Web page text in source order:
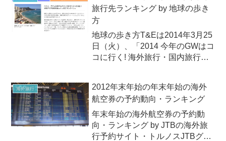
（トリップインデックス）
2015」を発表しまし...
旅行先ランキング by 地球の歩き
方
地球の歩き方T&Eは2014年3月25
日（火）、「2014 今年のGWはコ
コに行く! 海外旅行・国内旅行人
湾、第3位は韓国。国内旅行は第1
位が北海道、第2位が沖縄、第3位
が千葉県。
海外旅行
2012年末年始の年末年始の海外
航空券の予約動向・ランキング
年末年始の海外航空券の予約動
向・ランキング by JTBの海外旅
行予約サイト・トルノスJTBグル